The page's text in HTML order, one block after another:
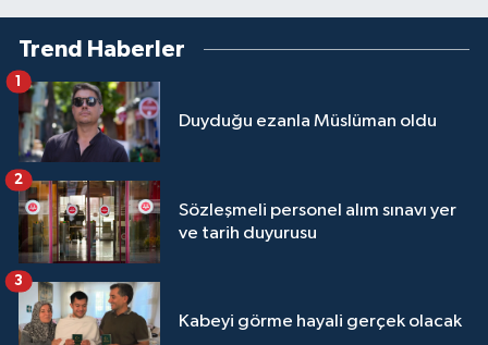
Trend Haberler
Duyduğu ezanla Müslüman oldu
1
Sözleşmeli personel alım sınavı yer
ve tarih duyurusu
2
Kabeyi görme hayali gerçek olacak
3